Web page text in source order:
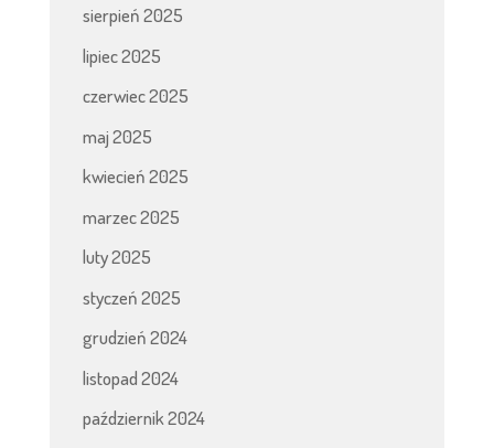
sierpień 2025
lipiec 2025
czerwiec 2025
maj 2025
kwiecień 2025
marzec 2025
luty 2025
styczeń 2025
grudzień 2024
listopad 2024
październik 2024